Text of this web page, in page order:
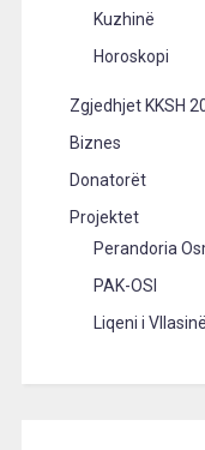
Kuzhinë
Horoskopi
Zgjedhjet KKSH
Biznes
Donatorët
Projektet
Perandoria
PAK-OSI
Liqeni i